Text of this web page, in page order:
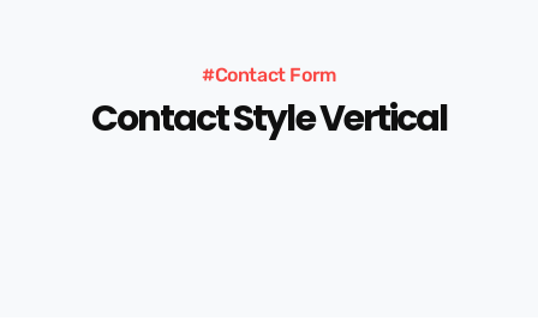
#Contact Form
Contact Style Vertical